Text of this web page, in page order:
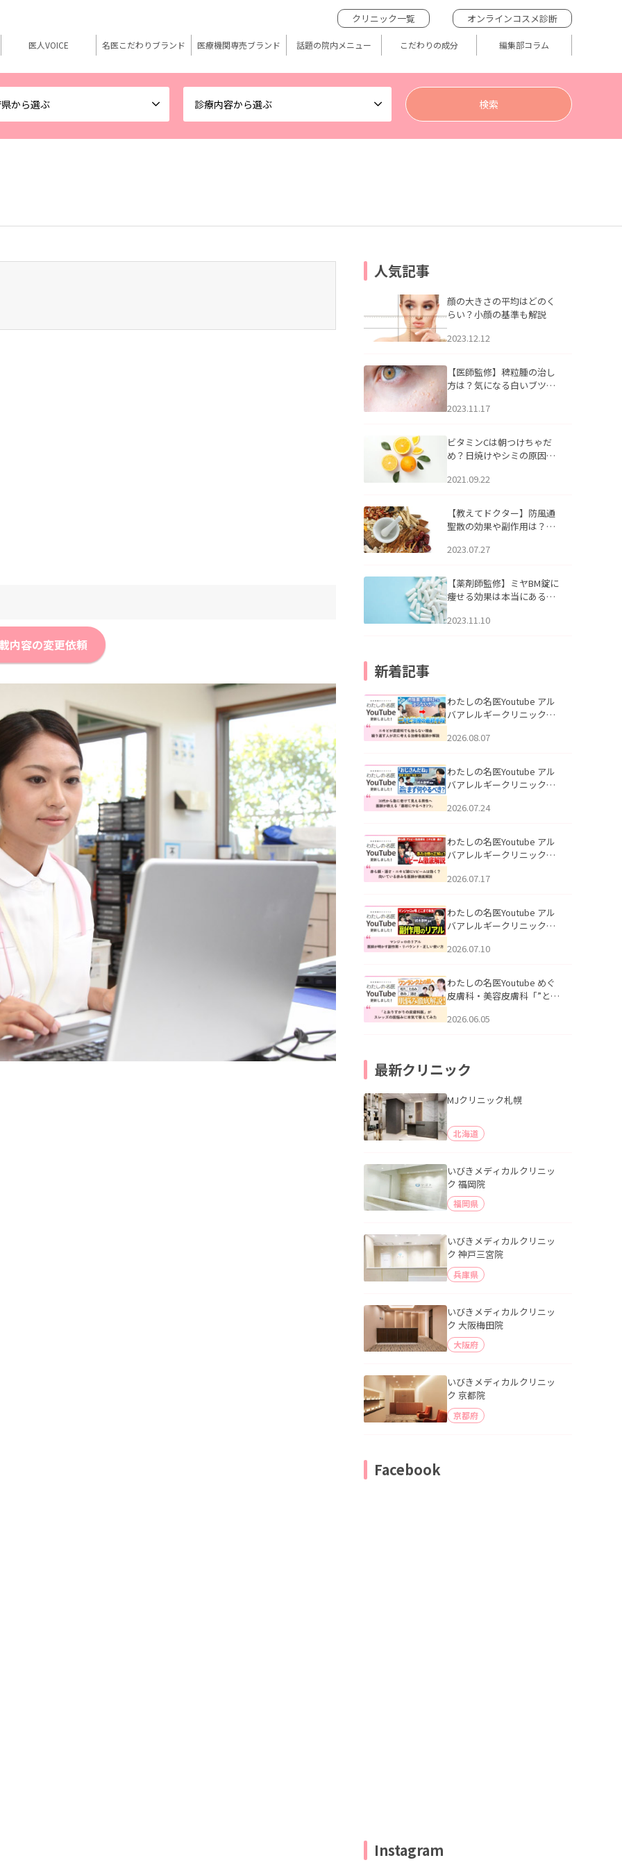
から選ぶ 診療内容から選ぶ
クリニック一覧 オンラインコスメ診断
医人VOICE 名医こだわりブランド 医療機関専売ブランド 話題の院内メニュー こだわりの成分 編集部コラム
内容の変更依頼
人気記事
顔の大きさの平均はどのく
らい？小顔の基準も解説
2023.12.12
【医師監修】稗粒腫の治し
方は？気になる白いブツブ
アについて
2023.11.17
ビタミンCは朝つけちゃだ
め？日焼けやシミの原因に
2021.09.22
【教えてドクター】防風通
聖散の効果や副作用は？長
2023.07.27
【薬剤師監修】ミヤBM錠に
痩せる効果は本当にある
2023.11.10
新着記事
わたしの名医Youtube アル
バアレルギークリニック札
らない理由｜繰り返す人が
説」を公開いたしました。
2026.08.07
わたしの名医Youtube アル
バアレルギークリニック札
える男性へ｜医師が教える
公開いたしました。
2026.07.24
わたしの名医Youtube アル
バアレルギークリニック札
跡にVビームは効く？向いて
説」を公開いたしました。
2026.07.17
わたしの名医Youtube アル
バアレルギークリニック札
医師が明かす副作用・リバ
公開いたしました。
2026.07.10
わたしの名医Youtube めぐ
皮膚科・美容皮膚科「”とお
ッズの肌悩みに本気で答え
2026.06.05
最新クリニック
MJクリニック札幌
北海道
いびきメディカルクリニッ
ク 福岡院
福岡県
いびきメディカルクリニッ
ク 神戸三宮院
兵庫県
いびきメディカルクリニッ
ク 大阪梅田院
大阪府
いびきメディカルクリニッ
ク 京都院
京都府
Facebook
Instagram